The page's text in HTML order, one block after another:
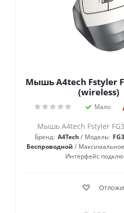
Мышь A4tech Fstyler
(wireless)
Мало
Мышь A4tech Fstyler
Бренд: A4Tech Модель:
Беспроводной
Интерфейс